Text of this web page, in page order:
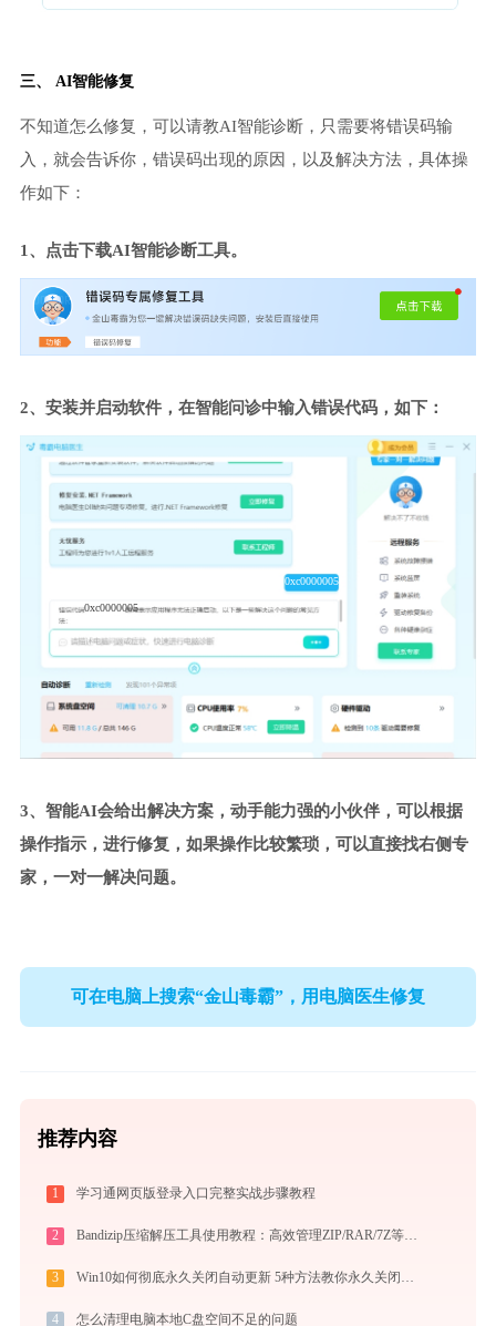
三、 AI智能修复
不知道怎么修复，可以请教AI智能诊断，只需要将错误码输
入，就会告诉你，错误码出现的原因，以及解决方法，具体操
作如下：
1、点击下载AI智能诊断工具。
2、安装并启动软件，在智能问诊中输入错误代码，如下：
0xc0000005
0xc0000005
3、智能AI会给出解决方案，动手能力强的小伙伴，可以根据
操作指示，进行修复，如果操作比较繁琐，可以直接找右侧专
家，一对一解决问题。
可在电脑上搜索“金山毒霸”，用电脑医生修复
推荐内容
1 学习通网页版登录入口完整实战步骤教程
2 Bandizip压缩解压工具使用教程：高效管理ZIP/RAR/7Z等30+格式的免费压缩神器
3 Win10如何彻底永久关闭自动更新 5种方法教你永久关闭win10自动更新
4 怎么清理电脑本地C盘空间不足的问题